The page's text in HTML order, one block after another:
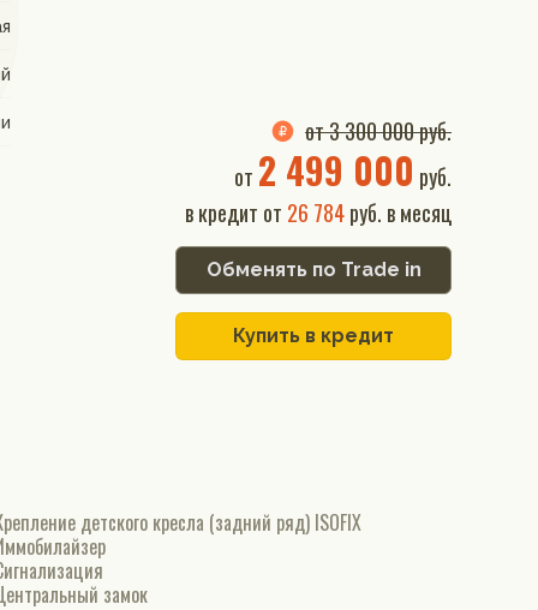
от 3 300 000 руб.
от 2 499 000 руб.
в кредит от 26 784руб. в месяц
Обменять по Trade in
Купить в кредит
детского кресла (задний ряд) ISOFIX
замок